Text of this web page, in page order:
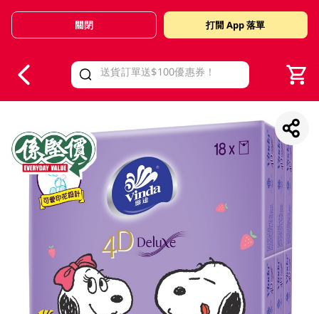
Valid Until 30 June 2026
關閉 打開 App 落單